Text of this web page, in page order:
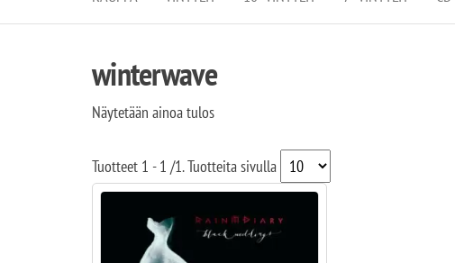
winterwave
Näytetään ainoa tulos
Tuotteet 1 - 1 /1. Tuotteita sivulla